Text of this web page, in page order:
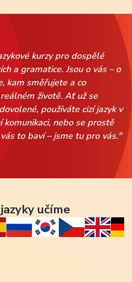
kurzy pro dospělé
a gramatice. Jsou o vás – o
kam směřujete a co
životě. Ať už se
používáte cizí jazyk v
komunikaci, nebo se prostě
to baví – jsme tu pro vás."
učíme